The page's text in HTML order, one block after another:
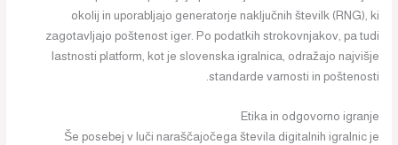
okolij in uporabljajo generatorje naključnih številk (RNG), ki
zagotavljajo poštenost iger. Po podatkih strokovnjakov, pa tudi
lastnosti platform, kot je slovenska igralnica, odražajo najvišje
standarde varnosti in poštenosti.
Etika in odgovorno igranje
Še posebej v luči naraščajočega števila digitalnih igralnic je